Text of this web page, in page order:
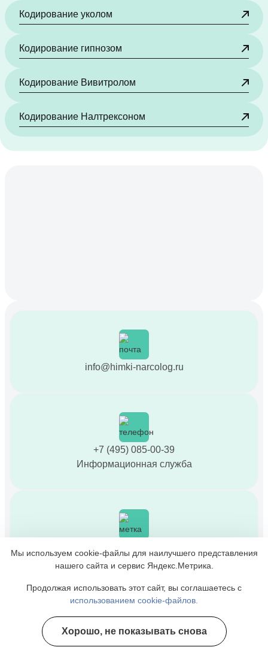
Кодирование уколом
Кодирование гипнозом
Кодирование Вивитролом
Кодирование Налтрексоном
info@himki-narcolog.ru
+7 (495) 085-00-39
Информационная служба
Время работы: КруглосуточноПолезные курсы
Мы используем cookie-файлы для наилучшего представления
нашего сайта и сервис Яндекс.Метрика.
Продолжая использовать этот сайт, вы соглашаетесь с
использованием cookie-файлов.
Хорошо, не показывать снова